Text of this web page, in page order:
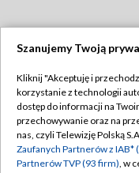
Abonament TVP
Emisja w TVP
Szanujemy Twoją
Kliknij "Akceptuję i
korzystanie z technologii
dostęp do informacji na
przechowywanie oraz na
nas, czyli Telewizję Polską
Zaufanych Partnerów z IAB*
Partnerów TVP (93 firm), w